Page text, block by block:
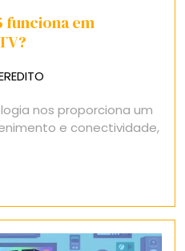
funciona em
nos proporciona um
e conectividade,